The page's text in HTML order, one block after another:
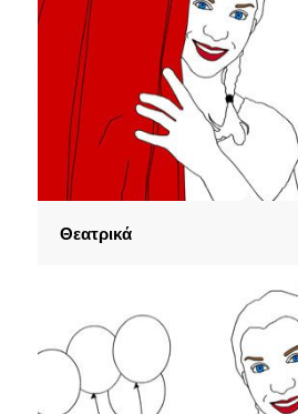
Θεατρικά